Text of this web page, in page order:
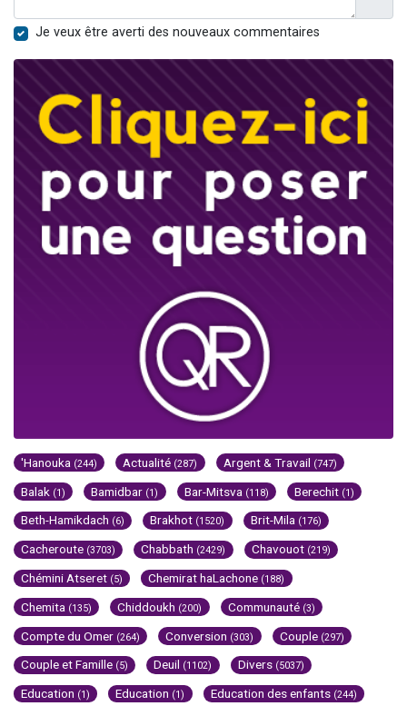
Je veux être averti des nouveaux commentaires
'Hanouka (244) Actualité (287) Argent & Travail (747)
Balak (1) Bamidbar (1) Bar-Mitsva (118) Berechit (1)
Beth-Hamikdach (6) Brakhot (1520) Brit-Mila (176)
Cacheroute (3703) Chabbath (2429) Chavouot (219)
Chémini Atseret (5) Chemirat haLachone (188)
Chemita (135) Chiddoukh (200) Communauté (3)
Compte du Omer (264) Conversion (303) Couple (297)
Couple et Famille (5) Deuil (1102) Divers (5037)
Education (1) Education (1) Education des enfants (244)